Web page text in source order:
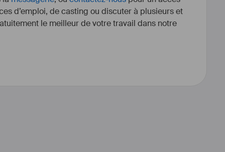
d’emploi, de casting ou discuter à plusieurs et
le meilleur de votre travail dans notre